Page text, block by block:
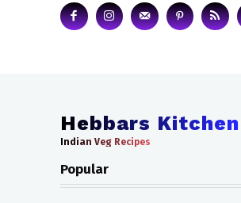
Hebbars Kitchen
Indian Veg Recipes
Popular